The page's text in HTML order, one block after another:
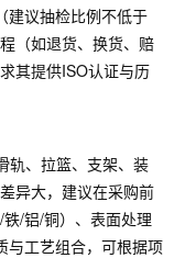
建议抽检比例不低于
（如退货、换货、赔
其提供ISO认证与历
轨、拉篮、支架、装
异大，建议在采购前
/铝/铜）、表面处理
与工艺组合，可根据项